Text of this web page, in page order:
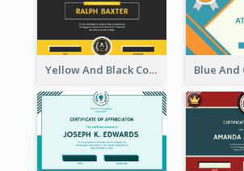
Yellow And Black Contrast Simple Certificate